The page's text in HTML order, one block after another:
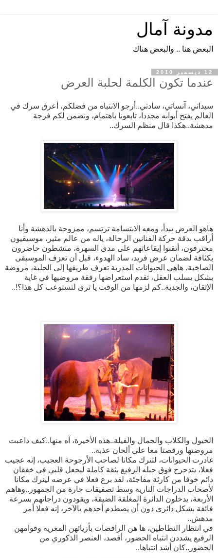
مدونة آمال
البعض هنا .. والبعض هناك
12 ديسمبر 2010
عندما تكون الكلمة لحلبة العرض
سيداتي، آنساتي، سادتي..أرجو الانتباه من فضلكم، أعرق سرك في
العالم يفتح أبوابه مجددا، تابعونا باهتمام، ونضمن لكم فرجة
مدهشة..هكذا قال منظم السرك..
هاهو العرض يبدأ، ومعه الابتسامة ترتسم، ممزوجة بالدهشة وأنا
أراقب بدقة حركة الفنانين الرحالة، ياله من عالم مثير، موسيقيون
محترفون، أتقنوا إيقاعاتهم على مدى السهرة، منشطون حاضرون
بكثافة لضمان عرض فريد، ساد الهدوء، قبل أن تعزف الموسيقى
الصاخبة، هاهي الحيوانات المدربة تعرف طريقها إلى الحلبة، مروضة
بشكل يسلب العقل، تقدم استعراضها رفقة مروضيها في غاية
الإتقان، والجدية..كم لزمها من الوقت يا ترى لتستوعب كل هذا؟!..
الخيول والكلاب والجمال والفيلة..هذه الأخيرة، آه منها..كيف داعبت
مروضتها ورقصتا معا على ألحان عذبة..
غادرت الحيوانات، لتترك مكانا لصاحب الأرجوحة العجيب، إنه عجيب
فعلا، يتدحرج فوق حبله الرفيع بثقة كاملة ليجعل قلبي في خفقان
دائم خوفا من كارثة مفاجئة، لقد برع فعلا في عرضه ليترك مكانا
لأصحاب الدراجات النارية وسط تصفيقات حارة من الجمهور..وهاهم
الأربعة، يدخلون الدائرة المغلقة الضيقة، ويقودون دراجاتهم بسرعة
فائقة بشكل دائري دون أن يصطدم أحدهم بالآخر، إنه فعلا أمر
مدهش..
في انتظار النطاطين، ها هن الراقصات بأزيائهن المغرية وقوامهن
الرفيع يشددن انتباه الحضور، أقصد، العنصر الذكوري من
الحضور..كان أشد انتباها..